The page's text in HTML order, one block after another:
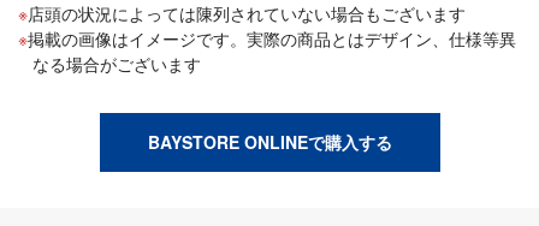
店頭の状況によっては陳列されていない場合もございます
掲載の画像はイメージです。実際の商品とはデザイン、仕様等異
なる場合がございます
BAYSTORE ONLINEで購入する